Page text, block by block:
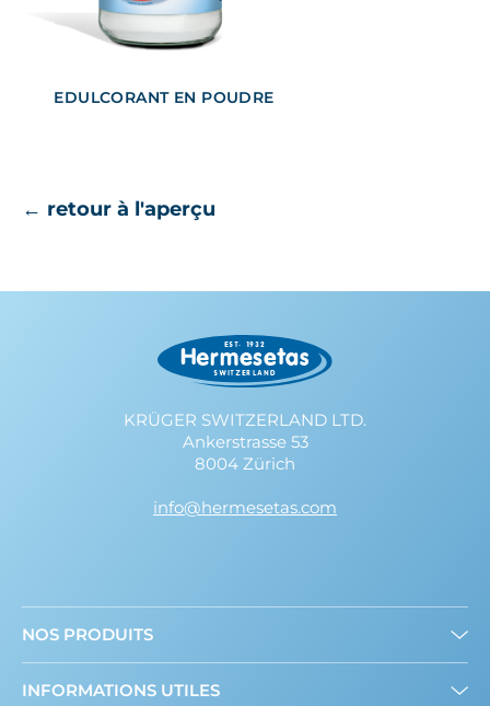
EDULCORANT EN POUDRE
← retour à l'aperçu
KRÜGER SWITZERLAND LTD.
Ankerstrasse 53
8004 Zürich
info@hermesetas.com
NOS PRODUITS
Edulcorant en poudre
INFORMATIONS UTILES